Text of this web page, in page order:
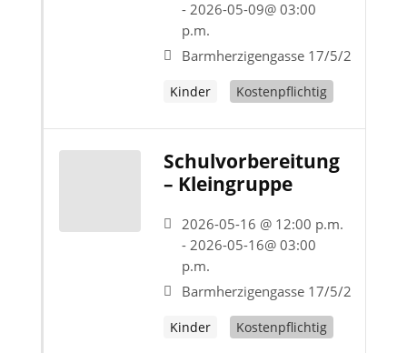
- 2026-05-09@ 03:00
p.m.
Barmherzigengasse 17/5/2
Kinder Kostenpflichtig
Schulvorbereitung
– Kleingruppe
2026-05-16 @ 12:00 p.m.
- 2026-05-16@ 03:00
p.m.
Barmherzigengasse 17/5/2
Kinder Kostenpflichtig